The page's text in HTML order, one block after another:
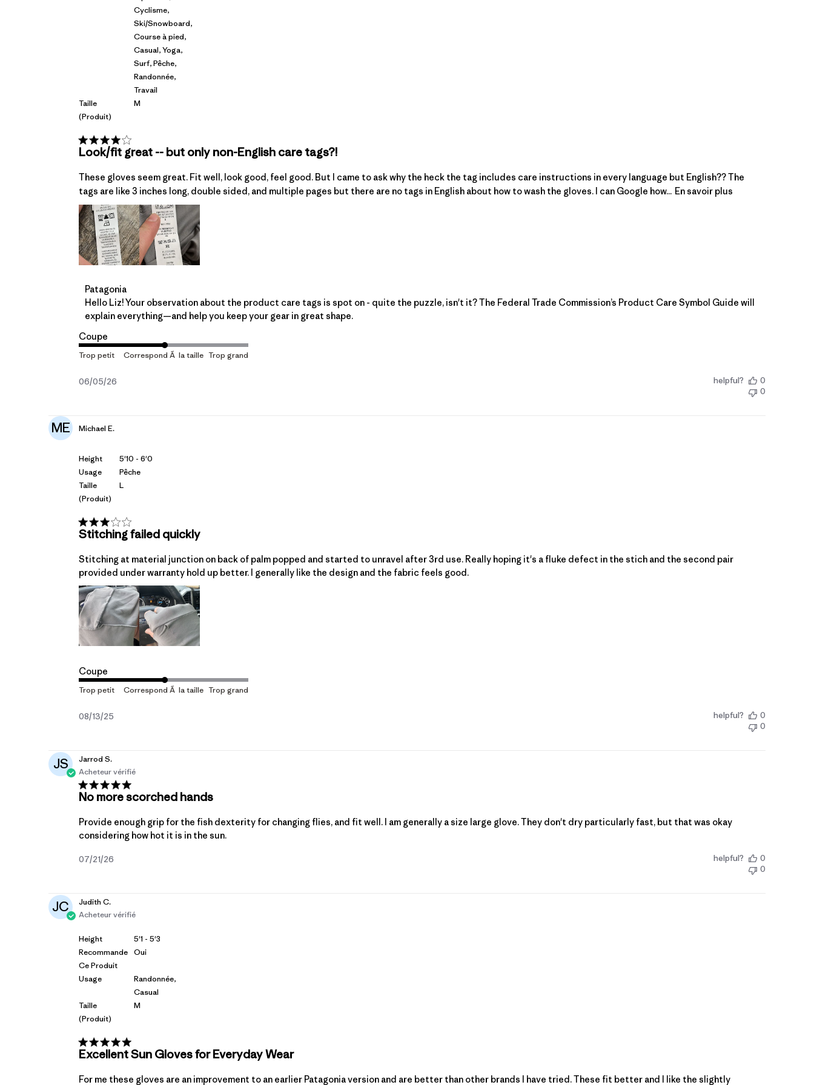
Taille
(produit)
Cyclisme,
Ski/Snowboard,
Course à pied,
Casual, Yoga,
Surf, Pêche,
Randonnée,
Travail
M
Look/fit great -- but only non-English care tags?!
These gloves seem great. Fit well, look good, feel good. But I came to ask why the heck the tag includes care instructions in every language but English?? The
tags are like 3 inches long, double sided, and multiple pages but there are no tags in English about how to wash the gloves. I can Google how... En savoir plus
Commentaires du propriétaire du magasin sur l'examen par Patagonia le Fri Jun 05 2026
Patagonia
Hello Liz! Your observation about the product care tags is spot on - quite the puzzle, isn't it? The Federal Trade Commission’s Product Care Symbol Guide will
explain everything—and help you keep your gear in great shape.
Coupe
06/05/26 helpful?
0
0
ME Michael E.
Height
Usage
Taille
(produit)
5'10 - 6'0
Pêche
L
Stitching failed quickly
Stitching at material junction on back of palm popped and started to unravel after 3rd use. Really hoping it's a fluke defect in the stich and the second pair
provided under warranty hold up better. I generally like the design and the fabric feels good.
Coupe
08/13/25 helpful?
0
0
JS
Jarrod S.
Acheteur vérifié
No more scorched hands
Provide enough grip for the fish dexterity for changing flies, and fit well. I am generally a size large glove. They don't dry particularly fast, but that was okay
considering how hot it is in the sun.
07/21/26 helpful?
0
0
JC
Judith C.
Acheteur vérifié
Height
Recommande
Ce Produit
Usage
Taille
(produit)
5'1 - 5'3
Oui
Randonnée,
Casual
M
Excellent Sun Gloves for Everyday Wear
For me these gloves are an improvement to an earlier Patagonia version and are better than other brands I have tried. These fit better and I like the slightly